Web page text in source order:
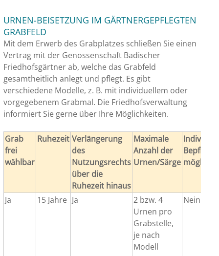
URNEN-BEISETZUNG IM GÄRTNERGEPFLEGTEN
GRABFELD
Mit dem Erwerb des Grabplatzes schließen Sie einen
Vertrag mit der Genossenschaft Badischer
Friedhofsgärtner ab, welche das Grabfeld
gesamtheitlich anlegt und pflegt. Es gibt
verschiedene Modelle, z. B. mit individuellem oder
vorgegebenem Grabmal. Die Friedhofsverwaltung
informiert Sie gerne über Ihre Möglichkeiten.
Grab
frei
wählbar
Ruhezeit Verlängerung
des
Nutzungsrechts
über die
Ruhezeit hinaus
Maximale
Anzahl der
Urnen/Särge möglich
Ja 15 Jahre Ja
2 bzw. 4
Urnen pro
Grabstelle,
je nach
Modell
Nein